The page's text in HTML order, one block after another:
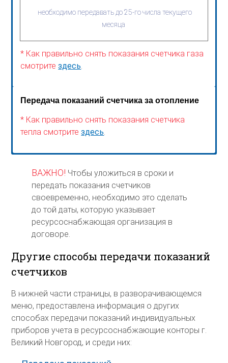
необходимо передавать до 25-го числа текущего
месяца
* Как правильно снять показания счетчика газа
смотритездесь
Передача показаний счетчика за отопление
* Как правильно снять показания счетчика
тепла смотритездесь
ВАЖНО! Чтобы уложиться в сроки и
передать показания счетчиков
своевременно, необходимо это сделать
до той даты, которую указывает
ресурсоснабжающая организация в
договоре.
Другие способы передачи показаний
счетчиков
В нижней части страницы, в разворачивающемся
меню, предоставлена информация о других
способах передачи показаний индивидуальных
приборов учета в ресурсоснабжающие конторы г.
Великий Новгород, и среди них: